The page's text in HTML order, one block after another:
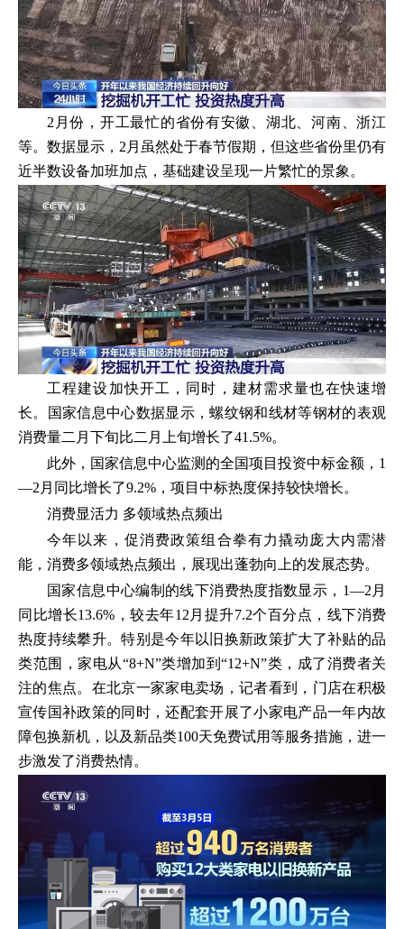
2月份，开工最忙的省份有安徽、湖北、河南、浙江
等。数据显示，2月虽然处于春节假期，但这些省份里仍有
近半数设备加班加点，基础建设呈现一片繁忙的景象。
工程建设加快开工，同时，建材需求量也在快速增
长。国家信息中心数据显示，螺纹钢和线材等钢材的表观
消费量二月下旬比二月上旬增长了41.5%。
此外，国家信息中心监测的全国项目投资中标金额，1
—2月同比增长了9.2%，项目中标热度保持较快增长。
消费显活力 多领域热点频出
今年以来，促消费政策组合拳有力撬动庞大内需潜
能，消费多领域热点频出，展现出蓬勃向上的发展态势。
国家信息中心编制的线下消费热度指数显示，1—2月
同比增长13.6%，较去年12月提升7.2个百分点，线下消费
热度持续攀升。特别是今年以旧换新政策扩大了补贴的品
类范围，家电从“8+N”类增加到“12+N”类，成了消费者关
注的焦点。在北京一家家电卖场，记者看到，门店在积极
宣传国补政策的同时，还配套开展了小家电产品一年内故
障包换新机，以及新品类100天免费试用等服务措施，进一
步激发了消费热情。